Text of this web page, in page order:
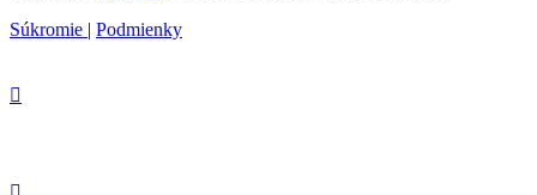
Súkromie | Podmienky